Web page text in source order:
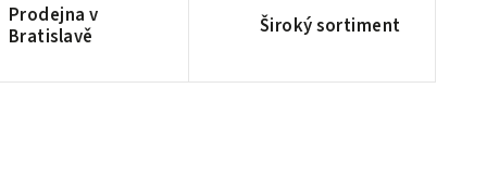
Prodejna v
Bratislavě
Široký sortiment